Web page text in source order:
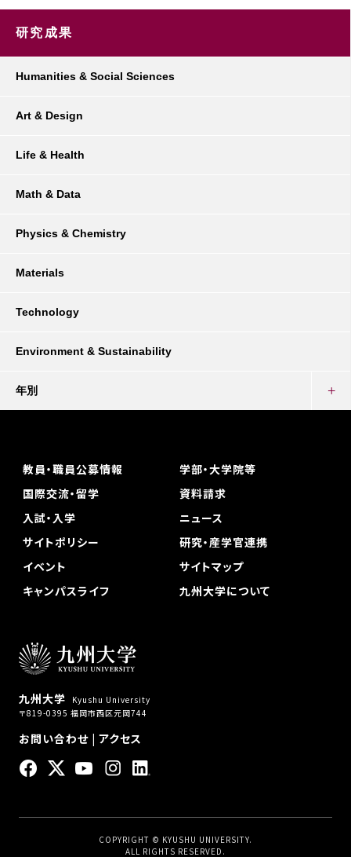
研究成果
Humanities & Social Sciences
Art & Design
Life & Health
Math & Data
Physics & Chemistry
Materials
Technology
Environment & Sustainability
年別
九州大学
Kyushu University
〒819-0395 福岡市西区元岡744
お問い合わせ| アクセス
教員・職員公募情報
学部・大学院等
国際交流・留学
資料請求
入試・入学
ニュース
サイトポリシー
研究・産学官連携
イベント
サイトマップ
キャンパスライフ
九州大学について
COPYRIGHT © KYUSHU UNIVERSITY.
ALL RIGHTS RESERVED.